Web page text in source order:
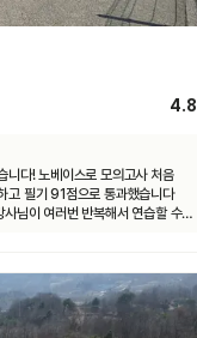
4.8
니다! 노베이스로 모의고사 처음
고 필기 91점으로 통과했습니다
님이 여러번 반복해서 연습할 수
인이 편한 대로 운전하시면 됩니다
당연한 거니, 잘 모르겠는 것이나
천드려요! 운전 잘 하면 뭐하러